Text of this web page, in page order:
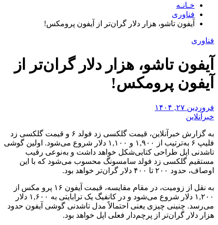
خـانـه
فناوری
آیفون تاشو، هزار دلار گران‌تر از آیفون پرومکس!
فناوری
آیفون تاشو، هزار دلار گران‌تر از
آیفون پرومکس!
فروردین ۲۷, ۱۴۰۴
خبرآنلاین
به گزارش خبرآنلاین، قیمت گلکسی زد فولد ۶ و قیمت گلکسی زد
فلیپ ۶ به‌ترتیب از ۱,۹۰۰ و ۱,۱۰۰ دلار شروع می‌شود. اولین گوشی
تاشدنی اپل طراحی کتابی‌شکل خواهد داشت و به‌نوعی رقیب
مستقیم گلکسی زد فولد سامسونگ محسوب می‌شود که با این
اوصاف، حدود ۲۰۰ تا ۴۰۰ دلار گران‌تر خواهد بود.
به نقل از زومیت، در مقام مقایسه، قیمت آیفون ۱۶ پرو مکس از
۱,۲۰۰ دلار شروع می‌شود و در کانفیگ یک ترابایتی به ۱,۶۰۰ دلار
می‌رسد. چنینی چیزی یعنی احتمالاً مدل تاشدنی گوشی آیفون حدود
هزار دلار گران‌تر از پرچم‌دار فعلی اپل خواهد بود.